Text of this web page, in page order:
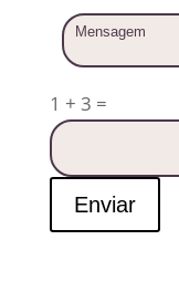
1 + 3 =
Enviar